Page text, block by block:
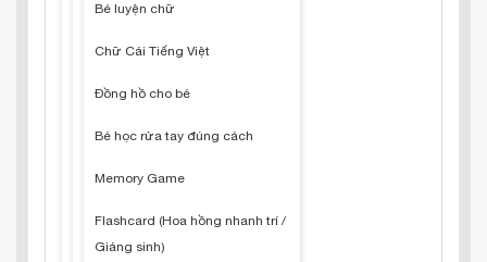
Bé luyện chữ
Chữ Cái Tiếng Việt
Đồng hồ cho bé
Bé học rửa tay đúng cách
Memory Game
Flashcard (Hoa hồng nhanh trí /
Giáng sinh)